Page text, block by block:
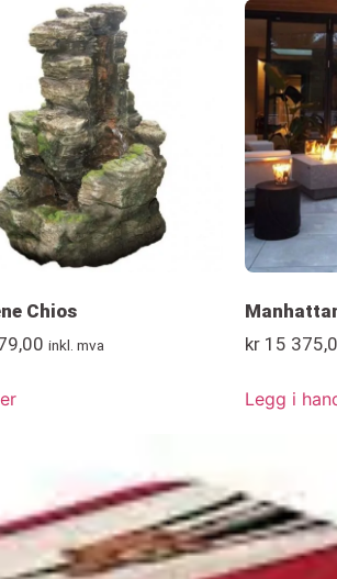
Chios
inkl. mva
kr 15
Legg i